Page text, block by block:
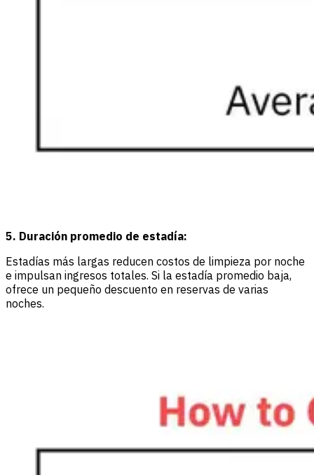
5. Duración promedio de estadía:
Estadías más largas reducen costos de limpieza por noche
e impulsan ingresos totales. Si la estadía promedio baja,
ofrece un pequeño descuento en reservas de varias
noches.